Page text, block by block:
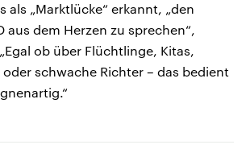
als „Marktlücke“ erkannt, „den
aus dem Herzen zu sprechen“,
ob über Flüchtlinge, Kitas,
schwache Richter – das bedient